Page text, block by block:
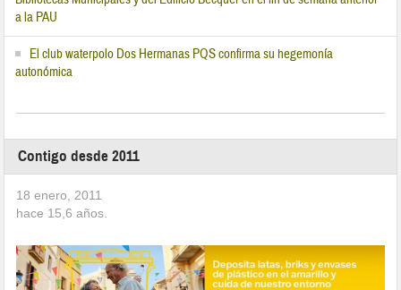
a la PAU
El club waterpolo Dos Hermanas PQS confirma su hegemonía
autonómica
Contigo desde 2011
18 enero, 2011
hace 15,6 años.